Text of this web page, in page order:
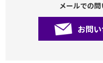
メールでの問
お問